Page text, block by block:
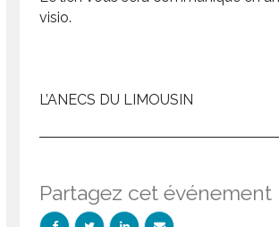
visio.
L’ANECS DU LIMOUSIN
Partagez cet événement